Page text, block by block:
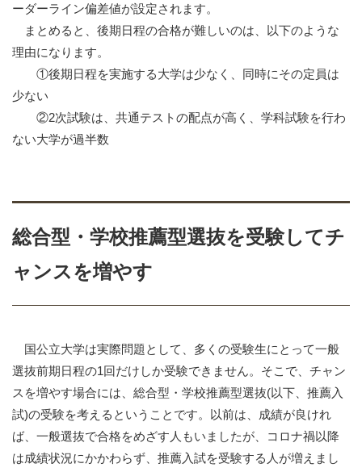
ーダーライン偏差値が設定されます。
まとめると、後期日程の合格が難しいのは、以下のような
理由になります。
①後期日程を実施する大学は少なく、同時にその定員は
少ない
②2次試験は、共通テストの配点が高く、学科試験を行わ
ない大学が過半数
総合型・学校推薦型選抜を受験してチ
ャンスを増やす
国公立大学は実際問題として、多くの受験生にとって一般
選抜前期日程の1回だけしか受験できません。そこで、チャン
スを増やす場合には、総合型・学校推薦型選抜(以下、推薦入
試)の受験を考えるということです。以前は、成績が良けれ
ば、一般選抜で合格をめざす人もいましたが、コロナ禍以降
は成績状況にかかわらず、推薦入試を受験する人が増えまし